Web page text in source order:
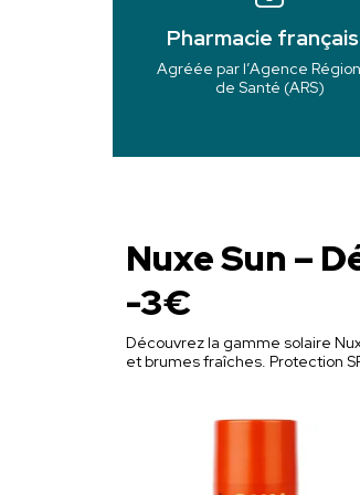
Pharmacie
Agréée par l’Agence
de Santé (ARS)
Nuxe Sun –
-3€
Découvrez la gamme solaire
et brumes fraîches. Protection